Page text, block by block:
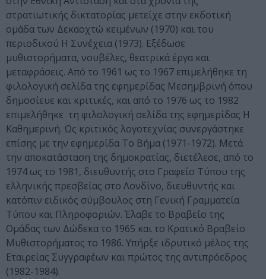
στρατιωτικής δικτατορίας μετείχε στην εκδοτική
ομάδα των Δεκαοχτώ κειμένων (1970) και του
περιοδικού Η Συνέχεια (1973). Εξέδωσε
μυθιστορήματα, νουβέλες, θεατρικά έργα και
μεταφράσεις. Από το 1961 ως το 1967 επιμελήθηκε τη
φιλολογική σελίδα της εφημερίδας Μεσημβρινή όπου
δημοσίευε και κριτικές, και από το 1976 ως το 1982
επιμελήθηκε τη φιλολογική σελίδα της εφημερίδας Η
Καθημερινή. Ως κριτικός λογοτεχνίας συνεργάστηκε
επίσης με την εφημερίδα Το Βήμα (1971-1972). Μετά
την αποκατάσταση της δημοκρατίας, διετέλεσε, από το
1974 ως το 1981, διευθυντής στο Γραφείο Τύπου της
ελληνικής πρεσβείας στο Λονδίνο, διευθυντής και
κατόπιν ειδικός σύμβουλος στη Γενική Γραμματεία
Τύπου και Πληροφοριών. Έλαβε το Βραβείο της
Ομάδας των Δώδεκα το 1965 και το Κρατικό Βραβείο
Μυθιστορήματος το 1986. Υπήρξε ιδρυτικό μέλος της
Εταιρείας Συγγραφέων και πρώτος της αντιπρόεδρος
(1982-1984).